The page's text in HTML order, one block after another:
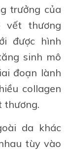
trưởng của
vết thương
được hình
sinh mô
đoạn lành
collagen
thương.
da khác
tùy vào